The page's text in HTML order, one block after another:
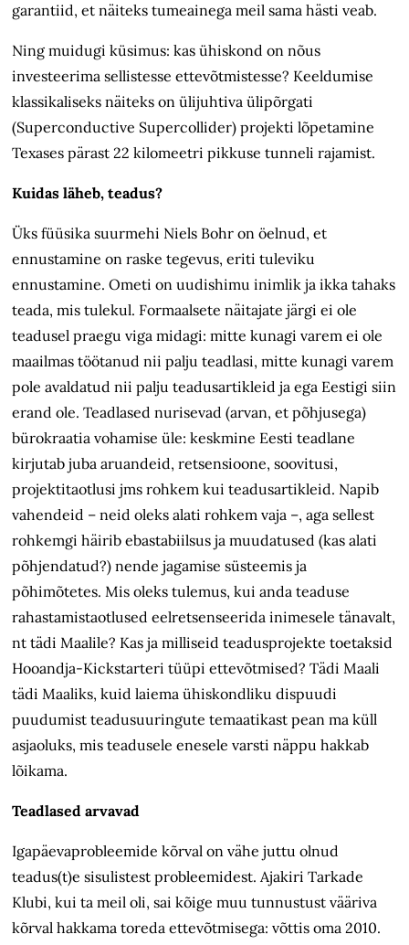
garantiid, et näiteks tumeainega meil sama hästi veab.
Ning muidugi küsimus: kas ühiskond on nõus
investeerima sellistesse ettevõtmistesse? Keeldumise
klassikaliseks näiteks on ülijuhtiva ülipõrgati
(Superconductive Supercollider) projekti lõpetamine
Texases pärast 22 kilomeetri pikkuse tunneli rajamist.
Kuidas läheb, teadus?
Üks füüsika suurmehi Niels Bohr on öelnud, et
ennustamine on raske tegevus, eriti tuleviku
ennustamine. Ometi on uudishimu inimlik ja ikka tahaks
teada, mis tulekul. Formaalsete näitajate järgi ei ole
teadusel praegu viga midagi: mitte kunagi varem ei ole
maailmas töötanud nii palju teadlasi, mitte kunagi varem
pole avaldatud nii palju teadusartikleid ja ega Eestigi siin
erand ole. Teadlased nurisevad (arvan, et põhjusega)
bürokraatia vohamise üle: keskmine Eesti teadlane
kirjutab juba aruandeid, retsensioone, soovitusi,
projektitaotlusi jms rohkem kui teadusartikleid. Napib
vahendeid – neid oleks alati rohkem vaja –, aga sellest
rohkemgi häirib ebastabiilsus ja muudatused (kas alati
põhjendatud?) nende jagamise süsteemis ja
põhimõtetes. Mis oleks tulemus, kui anda teaduse
rahastamistaotlused eelretsenseerida inimesele tänavalt,
nt tädi Maalile? Kas ja milliseid teadusprojekte toetaksid
Hooandja-Kickstarteri tüüpi ettevõtmised? Tädi Maali
tädi Maaliks, kuid laiema ühiskondliku dispuudi
puudumist teadusuuringute temaatikast pean ma küll
asjaoluks, mis teadusele enesele varsti näppu hakkab
lõikama.
Teadlased arvavad
Igapäevaprobleemide kõrval on vähe juttu olnud
teadus(t)e sisulistest probleemidest. Ajakiri Tarkade
Klubi, kui ta meil oli, sai kõige muu tunnustust vääriva
kõrval hakkama toreda ettevõtmisega: võttis oma 2010.